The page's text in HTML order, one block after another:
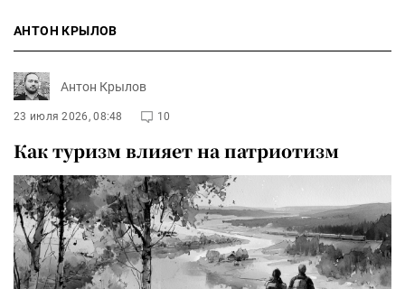
АНТОН КРЫЛОВ
Антон Крылов
23 июля 2026, 08:48 10
Как туризм влияет на патриотизм